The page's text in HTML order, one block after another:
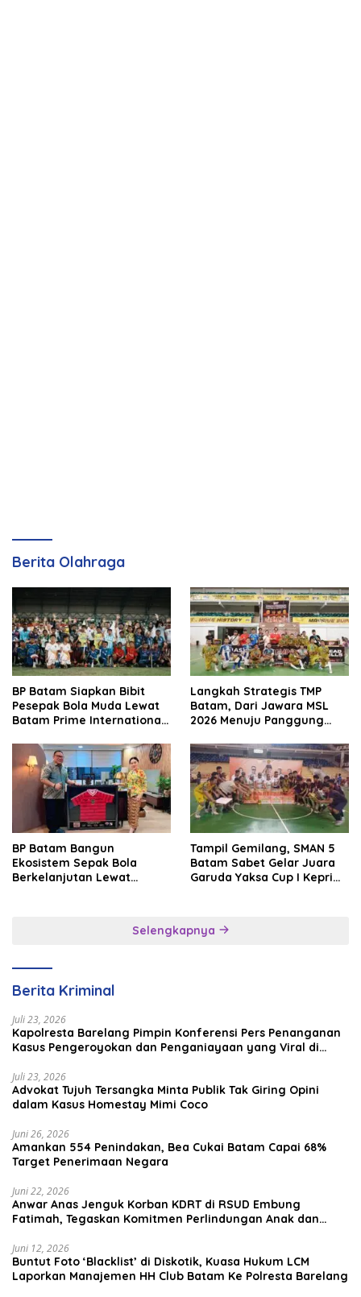
Berita Olahraga
BP Batam Siapkan Bibit
Pesepak Bola Muda Lewat
Batam Prime International
Langkah Strategis TMP
Batam, Dari Jawara MSL
2026 Menuju Panggung
BP Batam Bangun
Ekosistem Sepak Bola
Berkelanjutan Lewat
Tampil Gemilang, SMAN 5
Batam Sabet Gelar Juara
Garuda Yaksa Cup I Kepri
Selengkapnya
Berita Kriminal
Juli 23, 2026
Kapolresta Barelang Pimpin Konferensi Pers Penanganan
Kasus Pengeroyokan dan Penganiayaan yang Viral di
Juli 23, 2026
Advokat Tujuh Tersangka Minta Publik Tak Giring Opini
dalam Kasus Homestay Mimi Coco
Juni 26, 2026
Amankan 554 Penindakan, Bea Cukai Batam Capai 68%
Target Penerimaan Negara
Juni 22, 2026
Anwar Anas Jenguk Korban KDRT di RSUD Embung
Fatimah, Tegaskan Komitmen Perlindungan Anak dan
Juni 12, 2026
Buntut Foto ‘Blacklist’ di Diskotik, Kuasa Hukum LCM
Laporkan Manajemen HH Club Batam Ke Polresta Barelang